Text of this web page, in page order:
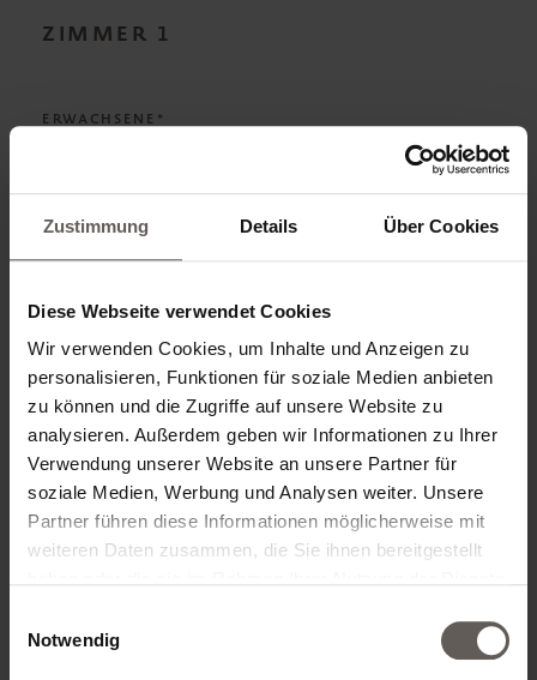
Zustimmung Details Über Cookies
Diese Webseite verwendet Cookies
Wir verwenden Cookies, um Inhalte und Anzeigen zu
personalisieren, Funktionen für soziale Medien anbieten
zu können und die Zugriffe auf unsere Website zu
analysieren. Außerdem geben wir Informationen zu Ihrer
Verwendung unserer Website an unsere Partner für
soziale Medien, Werbung und Analysen weiter. Unsere
Partner führen diese Informationen möglicherweise mit
weiteren Daten zusammen, die Sie ihnen bereitgestellt
Notwendig
ZIMMER 1
ERWACHSENE*
VERPFLEGUNG*
ZIMMERKATEGORIE*